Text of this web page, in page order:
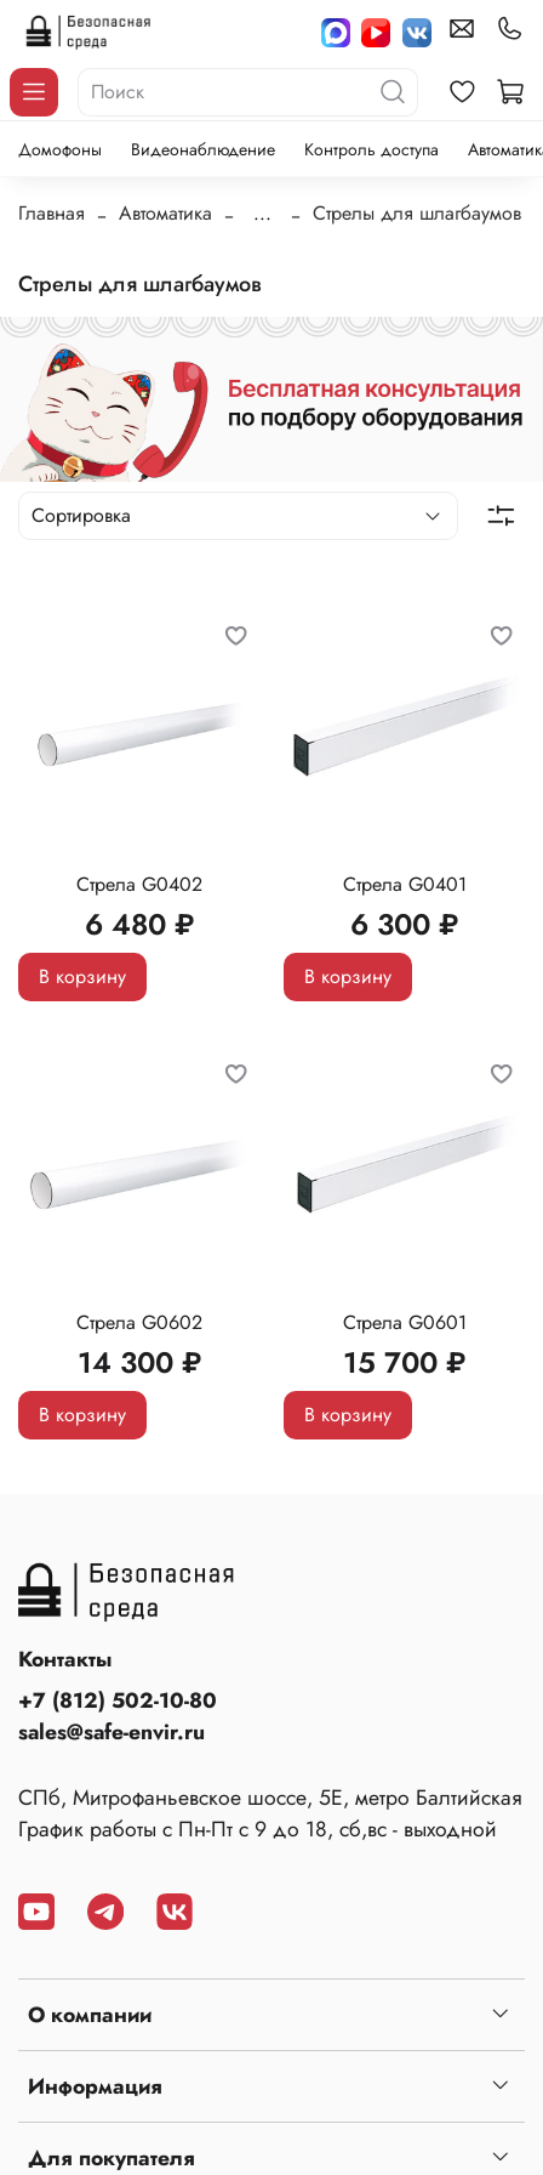
Домофоны Видеонаблюдение Контроль доступа
Главная Автоматика ... Стрелы для шлагбаумов
Стрелы для шлагбаумов
Стрела G0402
6 480 ₽
В корзину
Стрела G0401
6 300 ₽
В корзину
Стрела G0602
14 300 ₽
В корзину
Стрела G0601
15 700 ₽
В корзину
О компании
Информация
Для покупателя
Контакты
+7 (812) 502-10-80
sales@safe-envir.ru
СПб, Митрофаньевское шоссе, 5Е, метро Балтийская
График работы с Пн-Пт с 9 до 18, сб,вс - выходной